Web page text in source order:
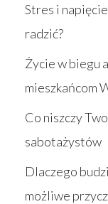
Stres i
radzić?
Życie w biegu
mieszkańcom
Co niszczy
sabotażystów
Dlaczego
możliwe